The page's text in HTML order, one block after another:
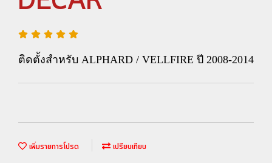
ติดตั้งสำหรับ ALPHARD / VELLFIRE ปี 2008-2014
เพิ่มรายการโปรด เปรียบเทียบ